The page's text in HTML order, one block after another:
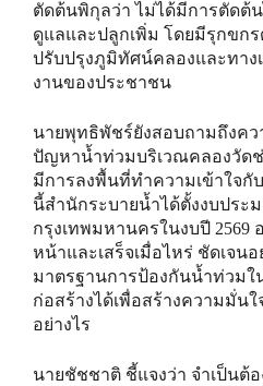
ตัดต้นพิกุลว่า ไม่ได้มีการตัดต้
ดูแลและปลูกเพิ่ม โดยมีรุกขก
ปรับปรุงภูมิทัศน์คลองและทาง
งานของประชาชน
นายพุทธิพัชร์ยังสอบถามถึงค
ปัญหาน้ำท่วมบริเวณคลองวัด
มีการลงพื้นที่ทำความเข้าใจ
นี้สำนักระบายน้ำได้ตั้งงบประ
กรุงเทพมหานครในงบปี 2569
หน้าและเสร็จเมื่อไหร่ ชัดเจน
มาตรฐานการป้องกันน้ำท่วมใ
ก่อสร้างได้เพื่อสร้างความมั่น
อย่างไร
นายชัชชาติ ชี้แจงว่า จำเป็นต้